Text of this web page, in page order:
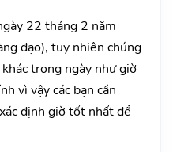
22 tháng 2 năm
đạo), tuy nhiên chúng
trong ngày như giờ
vì vậy các bạn cần
định giờ tốt nhất để